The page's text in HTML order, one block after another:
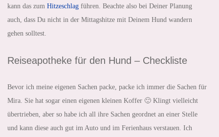
kann das zum Hitzeschlag führen. Beachte also bei Deiner Planung
auch, dass Du nicht in der Mittagshitze mit Deinem Hund wandern
gehen solltest.
Reiseapotheke für den Hund – Checkliste
Bevor ich meine eigenen Sachen packe, packe ich immer die Sachen für
Mira. Sie hat sogar einen eigenen kleinen Koffer 🙂 Klingt vielleicht
übertrieben, aber so habe ich all ihre Sachen geordnet an einer Stelle
und kann diese auch gut im Auto und im Ferienhaus verstauen. Ich